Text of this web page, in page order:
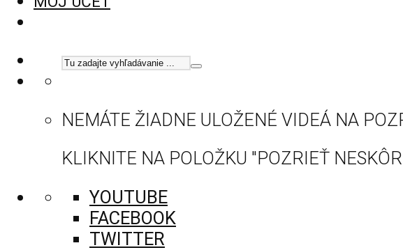
NEMÁTE ŽIADNE ULOŽENÉ VIDEÁ NA
KLIKNITE NA POLOŽKU "POZRIEŤ
YOUTUBE
FACEBOOK
TWITTER